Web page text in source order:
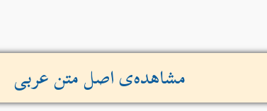
مشاهده‌ی اصل متن عربی